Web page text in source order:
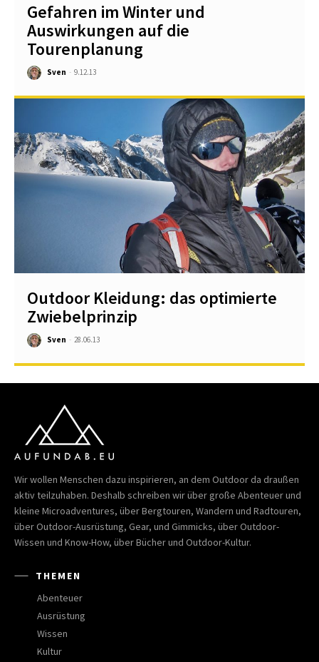
Gefahren im Winter und
Auswirkungen auf die
Tourenplanung
Sven - 9.12.13
Outdoor Kleidung: das optimierte
Zwiebelprinzip
Sven - 28.06.13
Wir wollen Menschen dazu inspirieren, an dem Outdoor da draußen
aktiv teilzuhaben. Deshalb schreiben wir über große Abenteuer und
kleine Microadventures, über Bergtouren, Wandern und Radtouren,
über Outdoor-Ausrüstung, Gear, und Gimmicks, über Outdoor-
Wissen und Know-How, über Bücher und Outdoor-Kultur.
THEMEN
Abenteuer
Ausrüstung
Wissen
Kultur